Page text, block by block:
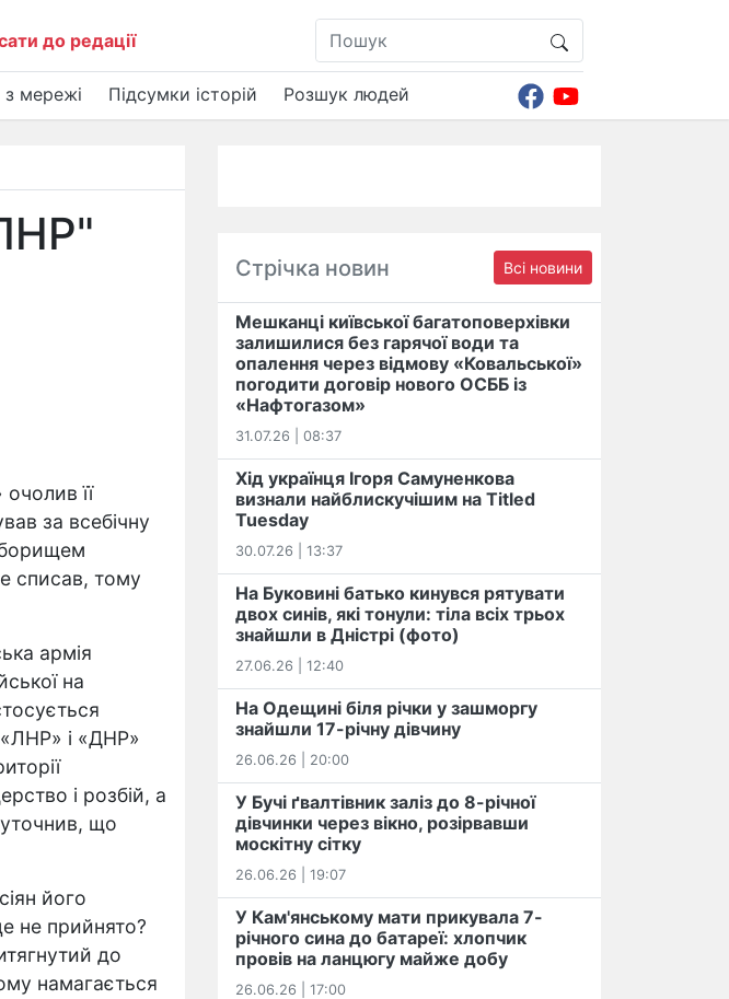
до редації
з мережі Підсумки історій Розшук людей
її
за всебічну
списав, тому
армія
на
і «ДНР»
і розбій, а
уточнив, що
його
не прийнято?
до
намагається
Стрічка новин Всі новини
Мешканці київської багатоповерхівки
залишилися без гарячої води та
опалення через відмову «Ковальської»
погодити договір нового ОСББ із
«Нафтогазом»
31.07.26 | 08:37
Хід українця Ігоря Самуненкова
визнали найблискучішим на Titled
Tuesday
30.07.26 | 13:37
На Буковині батько кинувся рятувати
двох синів, які тонули: тіла всіх трьох
знайшли в Дністрі (фото)
27.06.26 | 12:40
На Одещині біля річки у зашморгу
знайшли 17-річну дівчину
26.06.26 | 20:00
У Бучі ґвалтівник заліз до 8-річної
дівчинки через вікно, розірвавши
москітну сітку
26.06.26 | 19:07
У Кам'янському мати прикувала 7-
річного сина до батареї: хлопчик
провів на ланцюгу майже добу
26.06.26 | 17:00